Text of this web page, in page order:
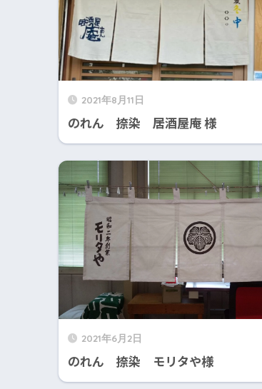
2021年8月11日
のれん 捺染 居酒屋庵 様
2021年6月2日
のれん 捺染 モリタや様